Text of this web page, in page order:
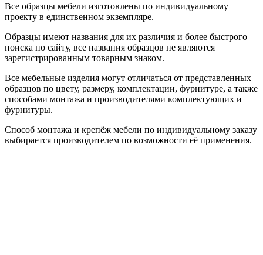
Все образцы мебели изготовлены по индивидуальному
проекту в единственном экземпляре.
Образцы имеют названия для их различия и более быстрого
поиска по сайту, все названия образцов не являются
зарегистрированным товарным знаком.
Все мебельные изделия могут отличаться от представленных
образцов по цвету, размеру, комплектации, фурнитуре, а также
способами монтажа и производителями комплектующих и
фурнитуры.
Способ монтажа и крепёж мебели по индивидуальному заказу
выбирается производителем по возможности её применения.